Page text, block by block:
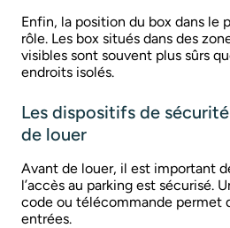
Enfin, la position du box dans le
rôle. Les box situés dans des
visibles sont souvent plus sûrs
endroits isolés.
Les dispositifs de
de louer
Avant de louer, il est important
l’accès au parking est sécurisé.
code ou télécommande permet
entrées.